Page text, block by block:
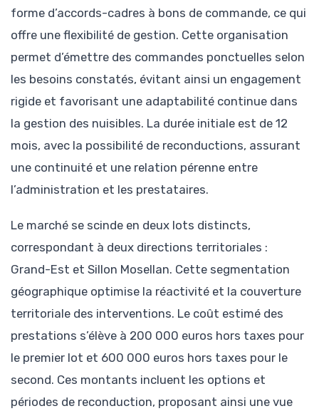
forme d’accords-cadres à bons de commande, ce qui
offre une flexibilité de gestion. Cette organisation
permet d’émettre des commandes ponctuelles selon
les besoins constatés, évitant ainsi un engagement
rigide et favorisant une adaptabilité continue dans
la gestion des nuisibles. La durée initiale est de 12
mois, avec la possibilité de reconductions, assurant
une continuité et une relation pérenne entre
l’administration et les prestataires.
Le marché se scinde en deux lots distincts,
correspondant à deux directions territoriales :
Grand-Est et Sillon Mosellan. Cette segmentation
géographique optimise la réactivité et la couverture
territoriale des interventions. Le coût estimé des
prestations s’élève à 200 000 euros hors taxes pour
le premier lot et 600 000 euros hors taxes pour le
second. Ces montants incluent les options et
périodes de reconduction, proposant ainsi une vue